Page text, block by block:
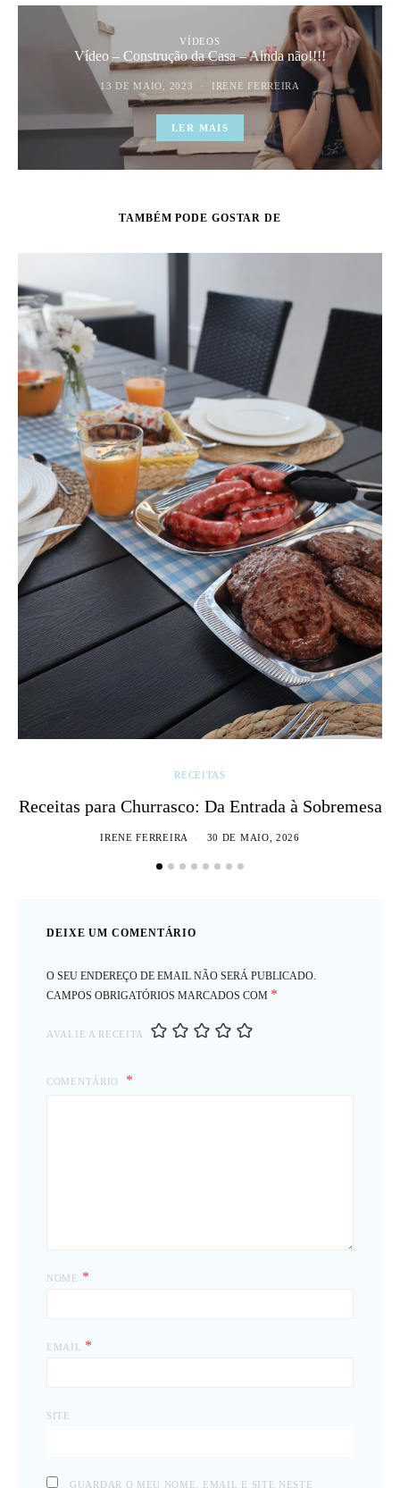
VÍDEOS
Vídeo – Construção da Casa – Ainda não!!!!
13 DE MAIO, 2023 IRENE FERREIRA
LER MAIS
TAMBÉM PODE GOSTAR DE
RECEITAS
Receitas para Churrasco: Da Entrada à Sobremesa
IRENE FERREIRA 30 DE MAIO, 2026
DEIXE UM COMENTÁRIO
O SEU ENDEREÇO DE EMAIL NÃO SERÁ PUBLICADO.
CAMPOS OBRIGATÓRIOS MARCADOS COM *
AVALIE A RECEITA
COMENTÁRIO
NOME *
EMAIL *
SITE
GUARDAR O MEU NOME, EMAIL E SITE NESTE